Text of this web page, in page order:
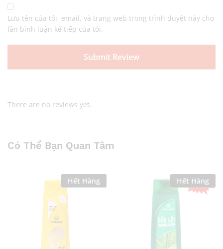
Lưu tên của tôi, email, và trang web trong trình duyệt này cho
lần bình luận kế tiếp của tôi.
There are no reviews yet.
Có Thể Bạn Quan Tâm
Hết Hàng Hết Hàng